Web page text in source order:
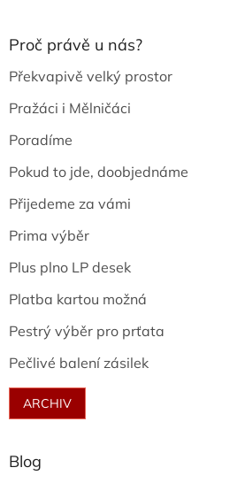
Proč právě u nás?
Překvapivě velký prostor
Pražáci i Mělničáci
Poradíme
Pokud to jde, doobjednáme
Přijedeme za vámi
Prima výběr
Plus plno LP desek
Platba kartou možná
Pestrý výběr pro prťata
Pečlivé balení zásilek
ARCHIV
Blog